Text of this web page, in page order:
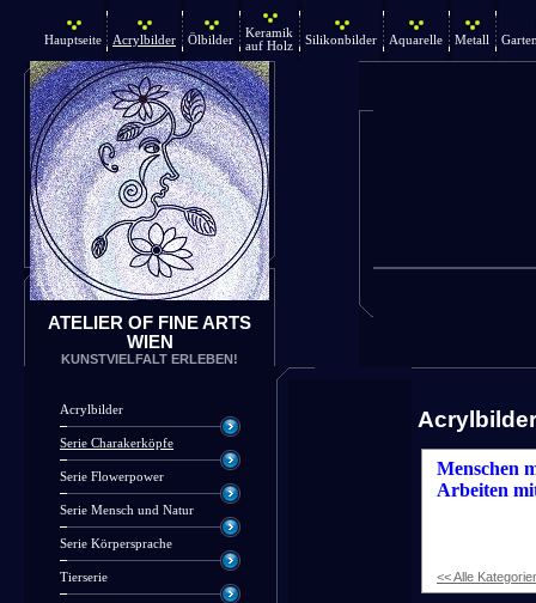
Hauptseite Acrylbilder Ölbilder
Keramik
auf Holz
Silikonbilder Aquarelle Metall
ATELIER OF FINE ARTS
WIEN
KUNSTVIELFALT ERLEBEN!
Acrylbilder
Serie Charakerköpfe
Serie Flowerpower
Serie Mensch und Natur
Serie Körpersprache
Tierserie
Acrylbilder
Menschen
Arbeiten
<< Alle